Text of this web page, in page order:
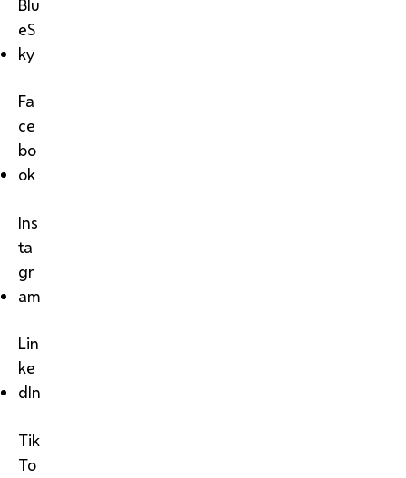
eS
ky
Fa
ce
bo
ok
Ins
ta
gr
am
Lin
ke
dIn
Tik
To